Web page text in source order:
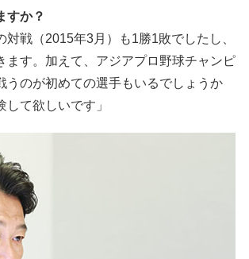
すか？
戦（2015年3月）も1勝1敗でしたし、
す。加えて、アジアプロ野球チャンピ
うのが初めての選手もいるでしょうか
て欲しいです」